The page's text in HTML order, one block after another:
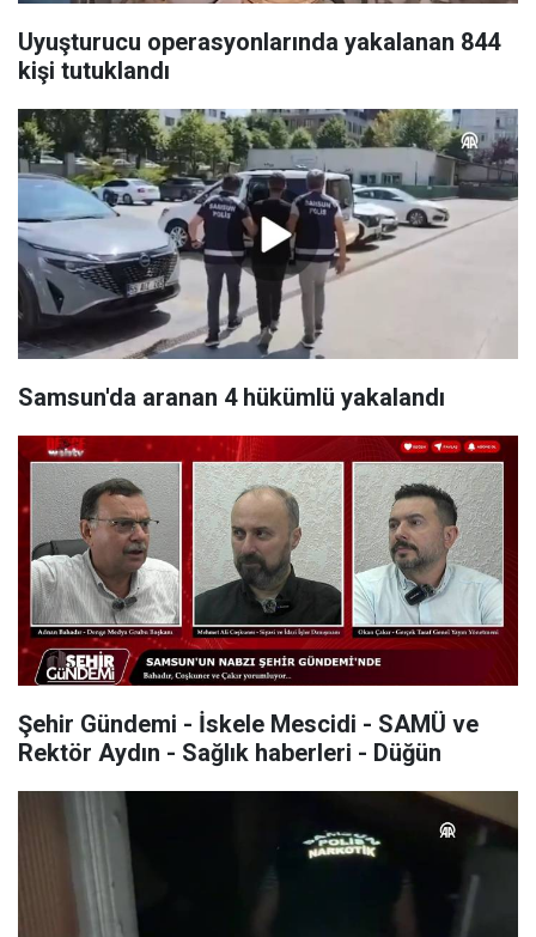
Uyuşturucu operasyonlarında yakalanan 844
kişi tutuklandı
Samsun'da aranan 4 hükümlü yakalandı
Şehir Gündemi - İskele Mescidi - SAMÜ ve
Rektör Aydın - Sağlık haberleri - Düğün